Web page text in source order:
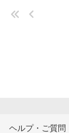
ヘルプ・ご質問